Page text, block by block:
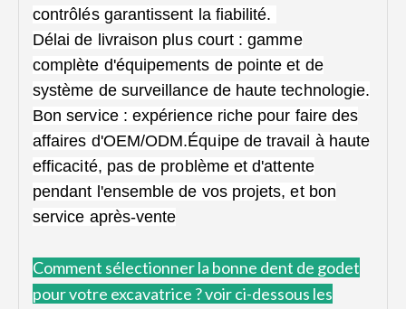
contrôlés garantissent la fiabilité.
Délai de livraison plus court : gamme
complète d'équipements de pointe et de
système de surveillance de haute technologie.
Bon service : expérience riche pour faire des
affaires d'OEM/ODM.Équipe de travail à haute
efficacité, pas de problème et d'attente
pendant l'ensemble de vos projets, et bon
service après-vente
Comment sélectionner la bonne dent de godet
pour votre excavatrice ?voir ci-dessous les